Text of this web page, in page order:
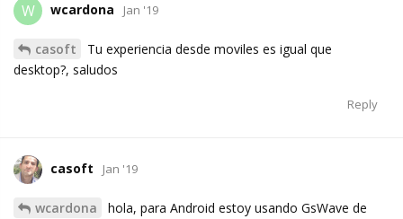
W wcardona Jan '19
casoft
Tu experiencia desde moviles es igual que
desktop?, saludos
Reply
casoft Jan '19
wcardona
hola, para Android estoy usando GsWave de